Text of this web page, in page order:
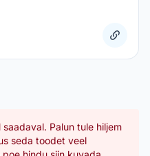
Palun tule hiljem
seda toodet veel